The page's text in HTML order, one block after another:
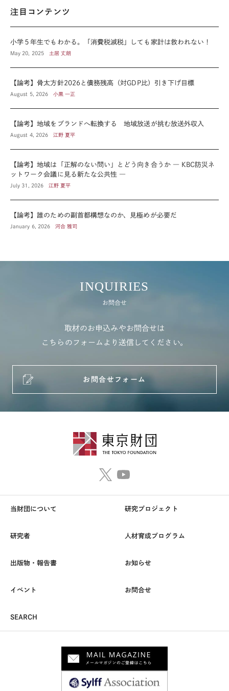
注目コンテンツ
小学５年生でもわかる。「消費税減税」しても家計は救われない！
May 20, 2025 土居 丈朗
【論考】骨太方針2026と債務残高（対GDP比）引き下げ目標
August 5, 2026 小黒 一正
【論考】地域をブランドへ転換する 地域放送が挑む放送外収入
August 4, 2026 江野 夏平
【論考】地域は「正解のない問い」とどう向き合うか ― KBC防災ネ
ットワーク会議に見る新たな公共性 ―
July 31, 2026 江野 夏平
【論考】誰のための副首都構想なのか、見極めが必要だ
January 6, 2026 河合 雅司
INQUIRIES
お問合せ
取材のお申込みやお問合せは
こちらのフォームより送信してください。
お問合せフォーム
当財団について 研究プロジェクト
研究者 人材育成プログラム
出版物・報告書 お知らせ
イベント お問合せ
SEARCH